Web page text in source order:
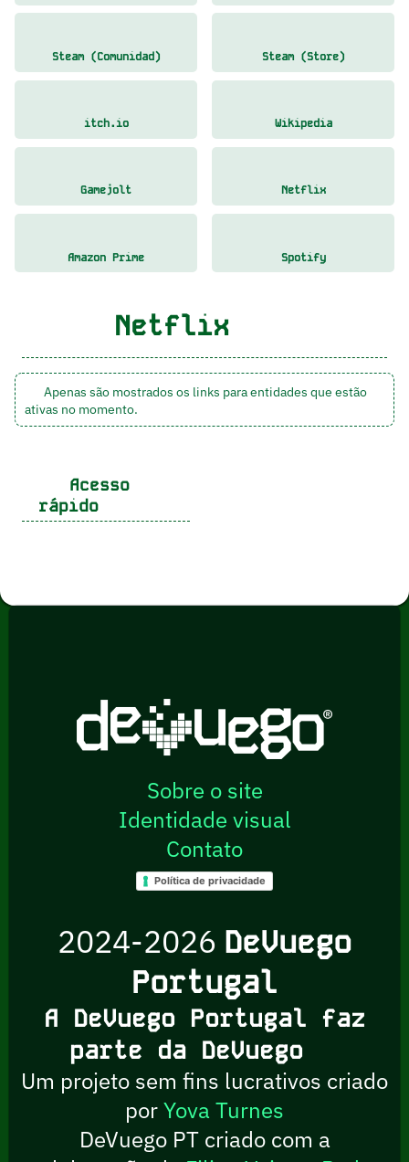
Steam (Comunidad) Steam (Store)
itch.io Wikipedia
Gamejolt Netflix
Amazon Prime Spotify
Netflix
Apenas são mostrados os links para entidades que estão
ativas no momento.
Acesso
rápido
Sobre o site
Identidade visual
Contato
Política de privacidade
2024-2026 DeVuego
Portugal
A DeVuego Portugal faz
parte da DeVuego
Um projeto sem fins lucrativos criado
porYova Turnes
DeVuego PT criado com a